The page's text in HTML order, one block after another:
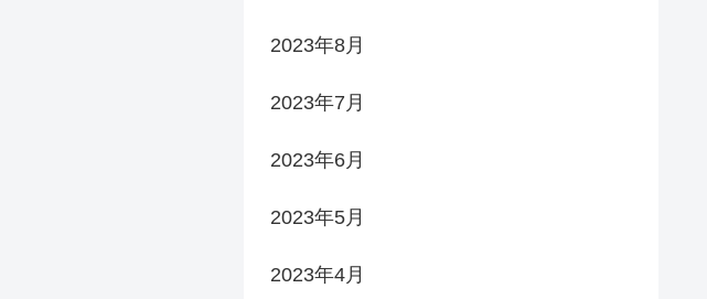
2023年8月
2023年7月
2023年6月
2023年5月
2023年4月